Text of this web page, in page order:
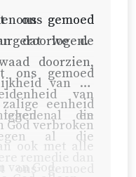
ons gemoed
ons gemoed
van
en
ons gemoed
dat we de
doorzien,
van de
eenheid
God verbroken
ook met alle
al die
al die